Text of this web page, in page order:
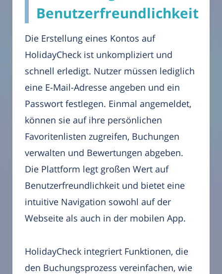
Benutzerfreundlichkeit
Die Erstellung eines Kontos auf
HolidayCheck ist unkompliziert und
schnell erledigt. Nutzer müssen lediglich
eine E-Mail-Adresse angeben und ein
Passwort festlegen. Einmal angemeldet,
können sie auf ihre persönlichen
Favoritenlisten zugreifen, Buchungen
verwalten und Bewertungen abgeben.
Die Plattform legt großen Wert auf
Benutzerfreundlichkeit und bietet eine
intuitive Navigation sowohl auf der
Webseite als auch in der mobilen App.
HolidayCheck integriert Funktionen, die
den Buchungsprozess vereinfachen, wie